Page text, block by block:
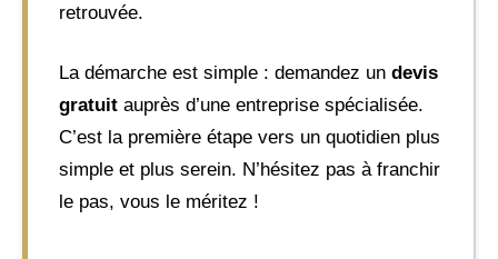
retrouvée.
La démarche est simple : demandez un devis
gratuit auprès d’une entreprise spécialisée.
C’est la première étape vers un quotidien plus
simple et plus serein. N’hésitez pas à franchir
le pas, vous le méritez !